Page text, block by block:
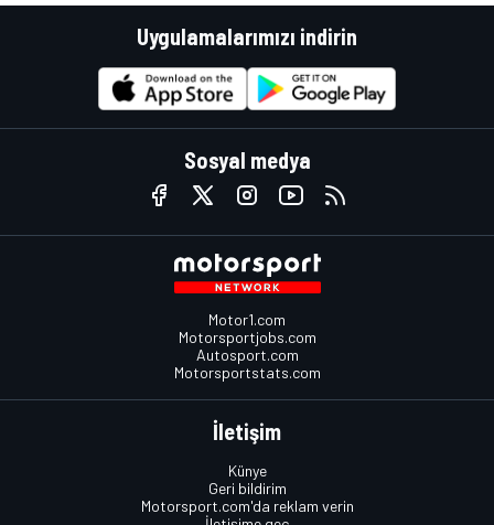
Uygulamalarımızı indirin
Sosyal medya
Motor1.com
Motorsportjobs.com
Autosport.com
Motorsportstats.com
İletişim
Künye
Geri bildirim
Motorsport.com'da reklam verin